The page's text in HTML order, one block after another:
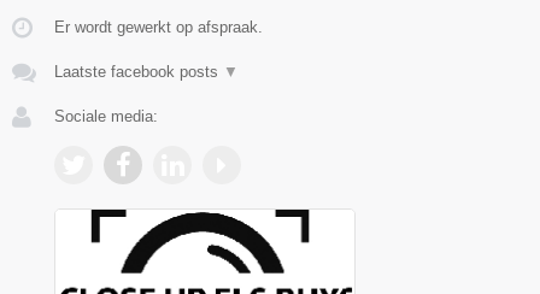
Er wordt gewerkt op afspraak.
Laatste facebook posts ▼
Sociale media: